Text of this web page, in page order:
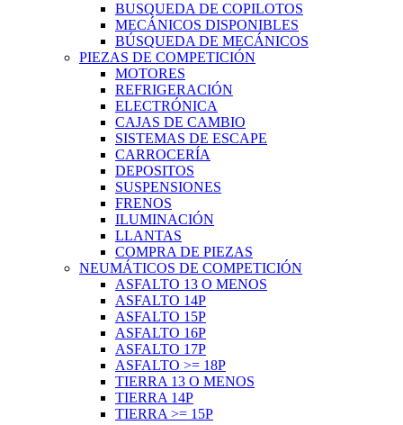
BUSQUEDA DE COPILOTOS
MECÁNICOS DISPONIBLES
BÚSQUEDA DE MECÁNICOS
PIEZAS DE COMPETICIÓN
MOTORES
REFRIGERACIÓN
ELECTRÓNICA
CAJAS DE CAMBIO
SISTEMAS DE ESCAPE
CARROCERÍA
DEPOSITOS
SUSPENSIONES
FRENOS
ILUMINACIÓN
LLANTAS
COMPRA DE PIEZAS
NEUMÁTICOS DE COMPETICIÓN
ASFALTO 13 O MENOS
ASFALTO 14P
ASFALTO 15P
ASFALTO 16P
ASFALTO 17P
ASFALTO >= 18P
TIERRA 13 O MENOS
TIERRA 14P
TIERRA >= 15P